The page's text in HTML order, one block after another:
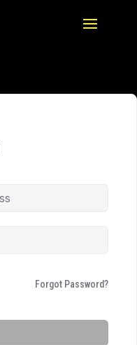
Forgot Password?